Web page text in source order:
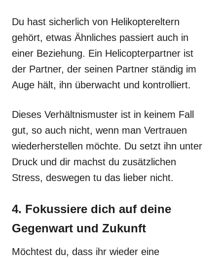
Du hast sicherlich von Helikoptereltern
gehört, etwas Ähnliches passiert auch in
einer Beziehung. Ein Helicopterpartner ist
der Partner, der seinen Partner ständig im
Auge hält, ihn überwacht und kontrolliert.
Dieses Verhältnismuster ist in keinem Fall
gut, so auch nicht, wenn man Vertrauen
wiederherstellen möchte. Du setzt ihn unter
Druck und dir machst du zusätzlichen
Stress, deswegen tu das lieber nicht.
4. Fokussiere dich auf deine
Gegenwart und Zukunft
Möchtest du, dass ihr wieder eine